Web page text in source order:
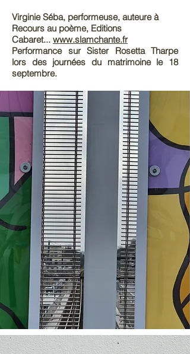
Virginie Séba, performeuse, auteure à
Recours au poème, Editions
Cabaret... www.slamchante.fr
Performance sur Sister Rosetta Tharpe
lors des journées du matrimoine le 18
septembre.